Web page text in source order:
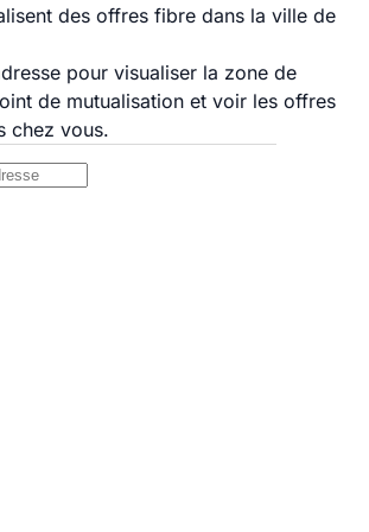
des offres fibre dans la ville de
pour visualiser la zone de
de mutualisation et voir les offres
chez vous.